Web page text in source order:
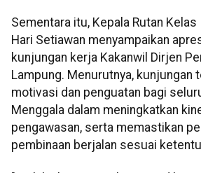
Sementara itu, Kepala Rutan
Hari Setiawan menyampaikan
kunjungan kerja Kakanwil Dirjen
Lampung. Menurutnya, kunjungan
motivasi dan penguatan bagi
Menggala dalam meningkatkan
pengawasan, serta memastikan
pembinaan berjalan sesuai